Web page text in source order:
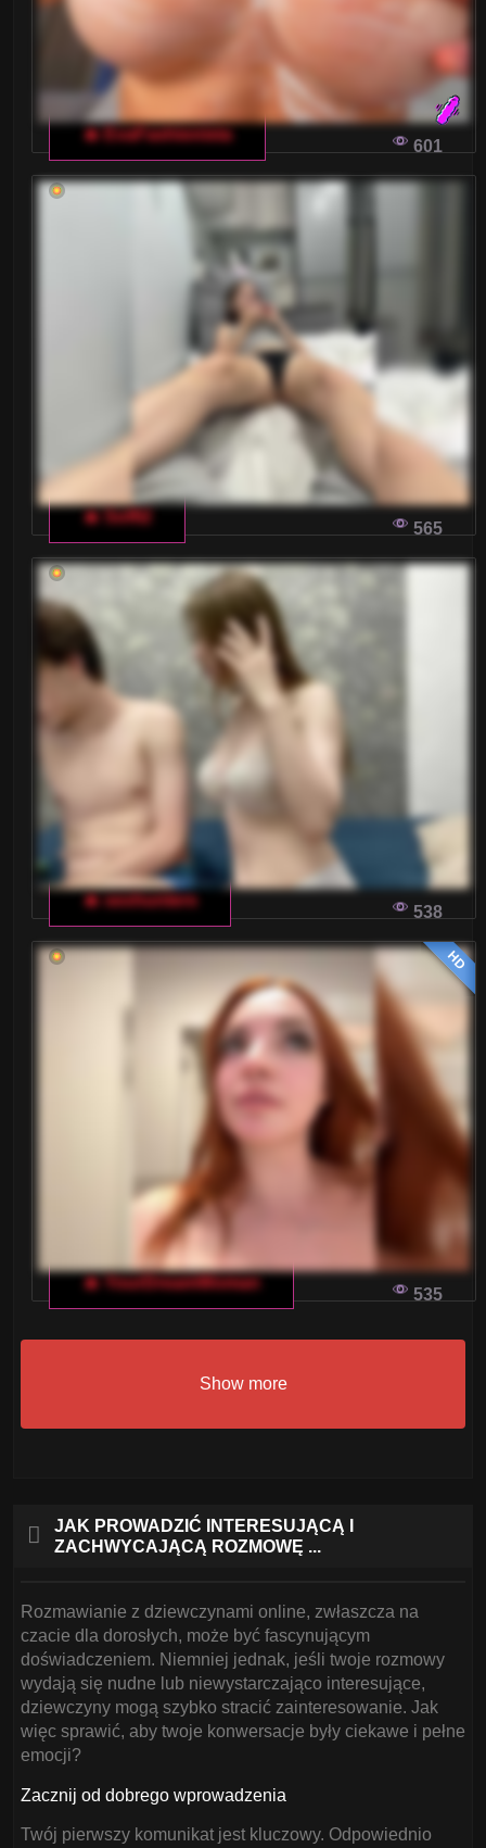
🔥 EvaFashionista
601
🔥 Soffi2
565
🔥 sexhunters
538
HD
🔥 YourDreamWoman
535
Show more
JAK PROWADZIĆ INTERESUJĄCĄ I
ZACHWYCAJĄCĄ ROZMOWĘ ...
Rozmawianie z dziewczynami online, zwłaszcza na
czacie dla dorosłych, może być fascynującym
doświadczeniem. Niemniej jednak, jeśli twoje rozmowy
wydają się nudne lub niewystarczająco interesujące,
dziewczyny mogą szybko stracić zainteresowanie. Jak
więc sprawić, aby twoje konwersacje były ciekawe i pełne
emocji?
Zacznij od dobrego wprowadzenia
Twój pierwszy komunikat jest kluczowy. Odpowiednio